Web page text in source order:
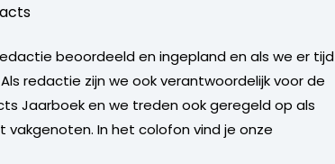
beoordeeld en ingepland en als we er tijd
redactie zijn we ook verantwoordelijk voor de
Jaarboek en we treden ook geregeld op als
In het colofon vind je onze